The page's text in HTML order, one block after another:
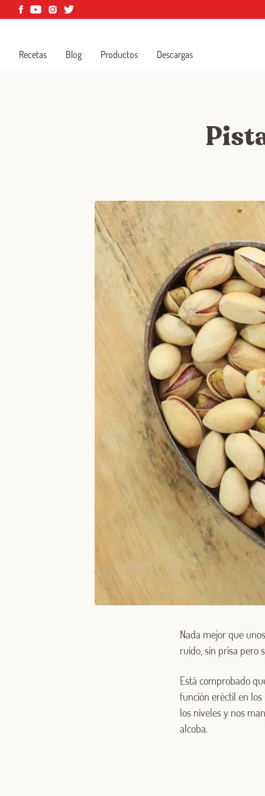
Recetas Blog Productos Descargas
Nada mejor que
ruido, sin prisa pero
Está comprobado
función eréctil en
los niveles y nos
alcoba.